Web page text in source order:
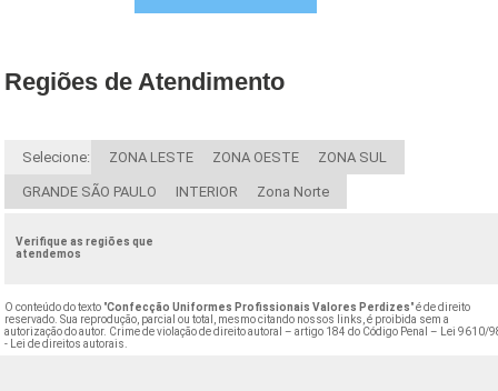
Regiões de Atendimento
Selecione: ZONA LESTE ZONA OESTE ZONA SUL
GRANDE SÃO PAULO INTERIOR Zona Norte
Verifique as regiões que
atendemos
O conteúdo do texto "Confecção Uniformes Profissionais Valores Perdizes" é de direito
reservado. Sua reprodução, parcial ou total, mesmo citando nossos links, é proibida sem a
autorização do autor. Crime de violação de direito autoral – artigo 184 do Código Penal –
Lei 9610/
- Lei de direitos autorais